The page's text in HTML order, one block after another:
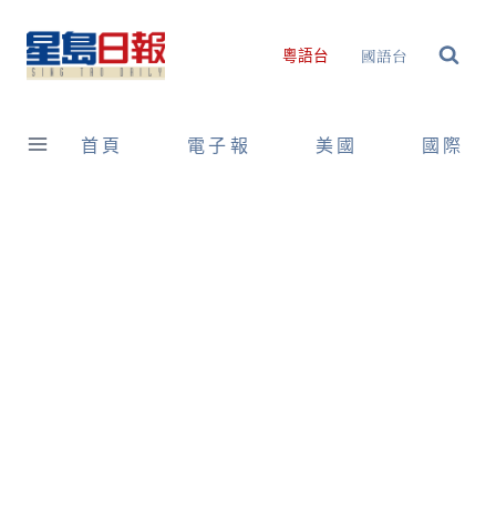
content
粵語台 國語台
首頁 電子報 美國 國際